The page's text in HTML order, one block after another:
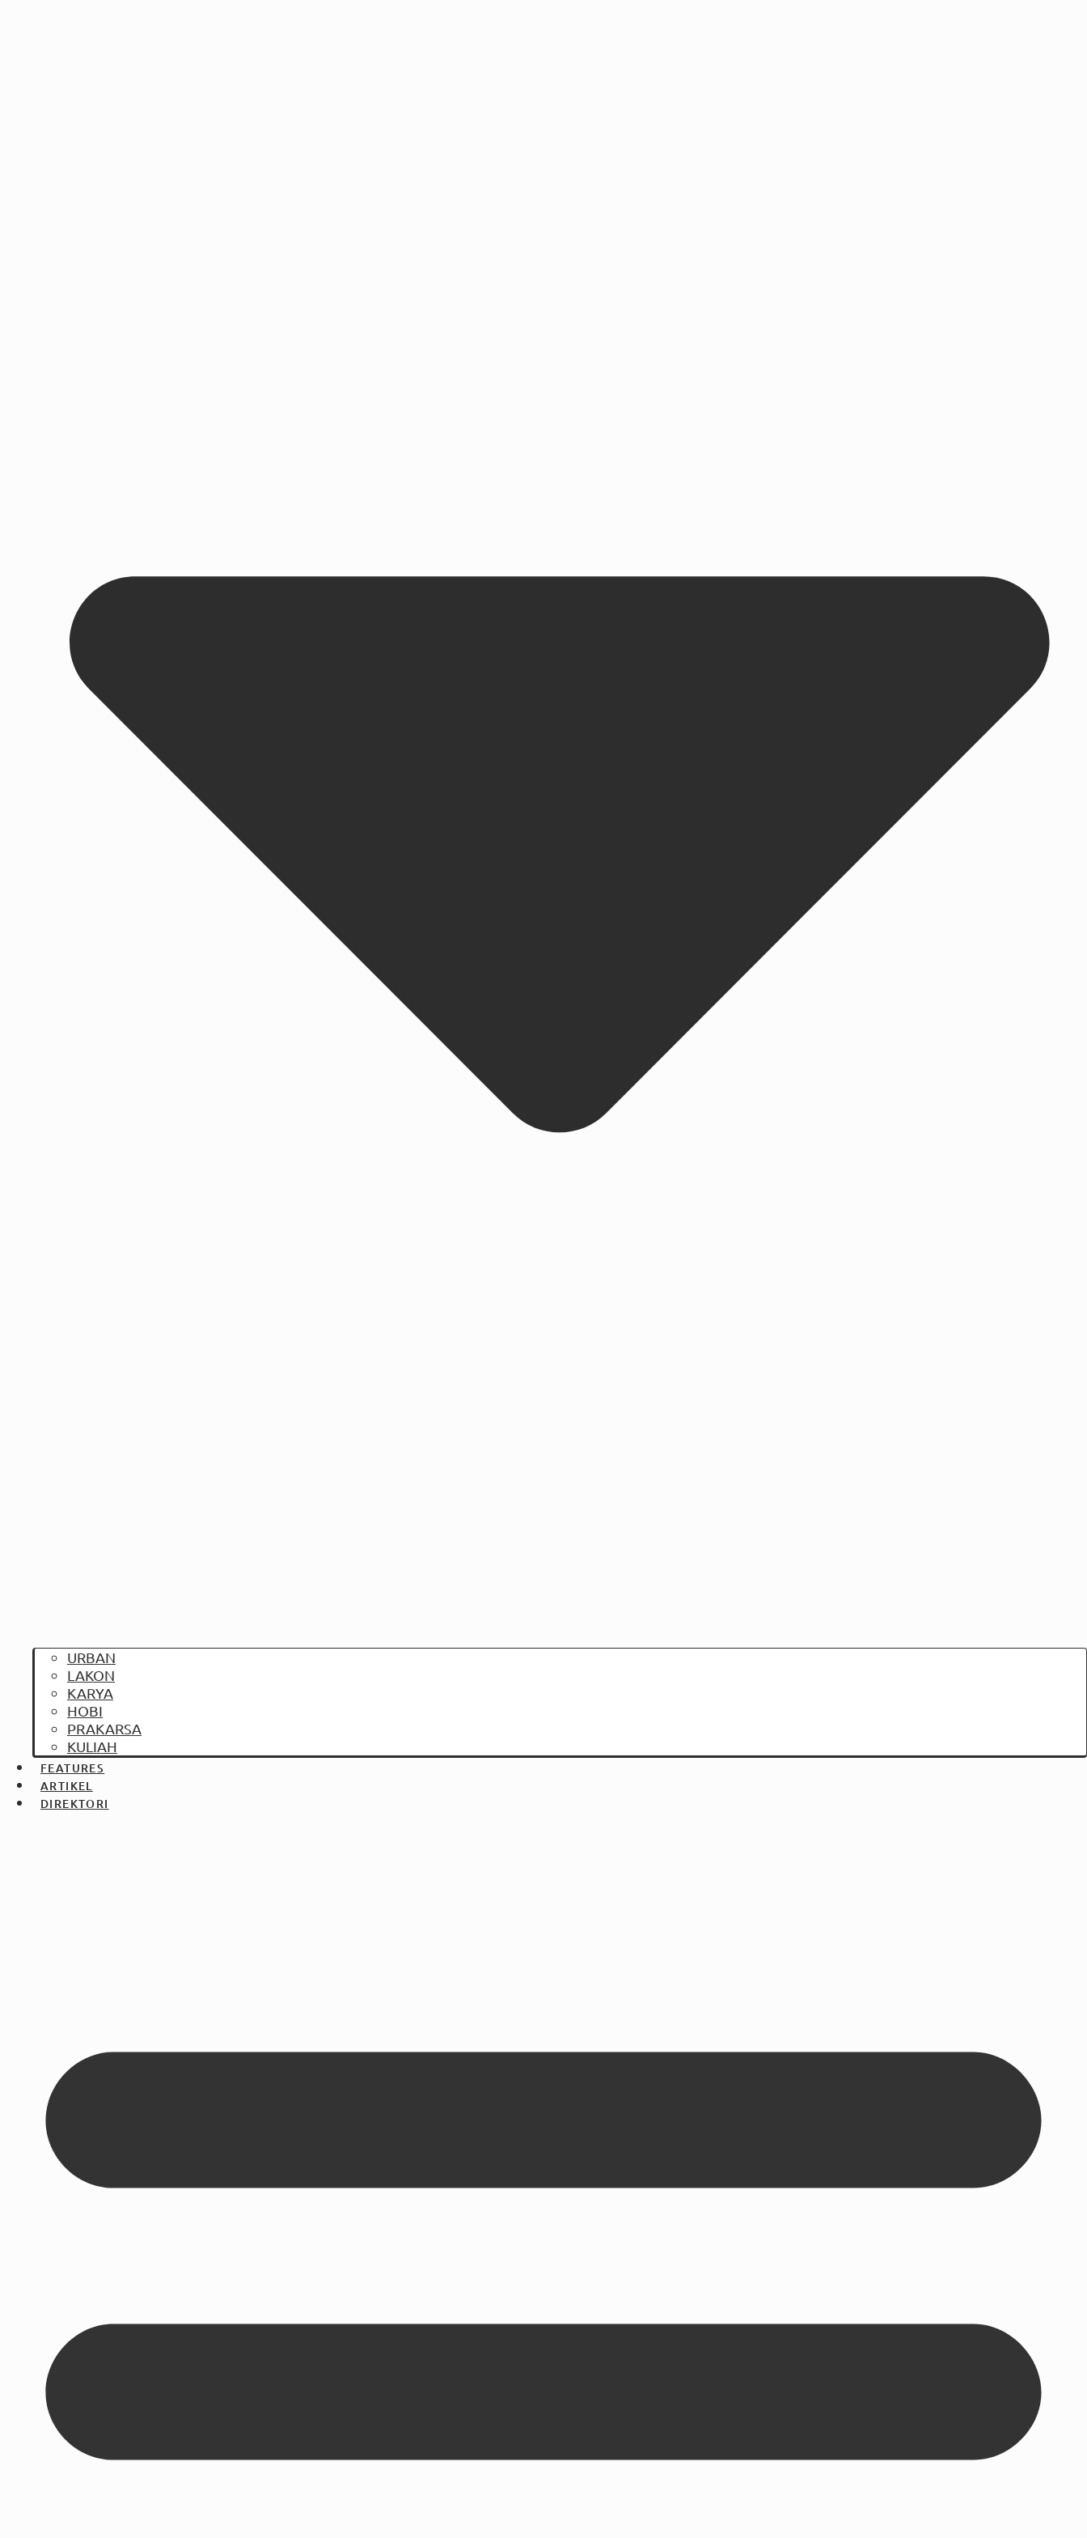
URBAN
LAKON
KARYA
HOBI
PRAKARSA
KULIAH
FEATURES
ARTIKEL
DIREKTORI